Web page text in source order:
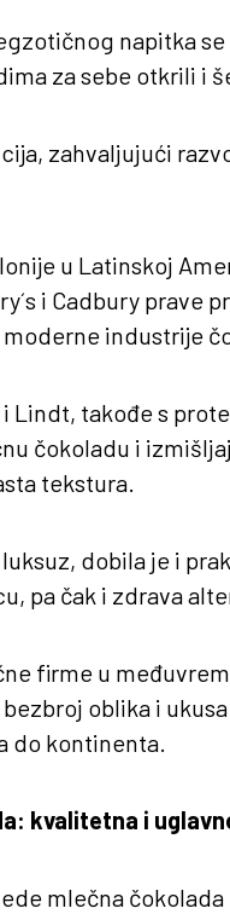
napitka
za sebe otkrili i
zahvaljujući
u Latinskoj
i Cadbury prave
industrije
Lindt, takođe s
čokoladu i
tekstura.
dobila je i
pa čak i zdrava
firme u
oblika i
do kontinenta.
kvalitetna i
mlečna